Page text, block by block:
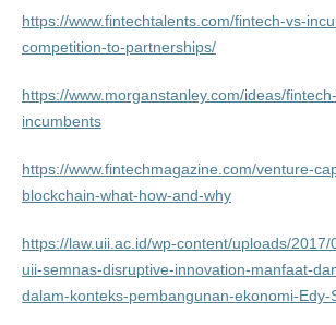
https://www.fintechtalents.com/fintech-vs-
competition-to-partnerships/
https://www.morganstanley.com/ideas/
incumbents
https://www.fintechmagazine.com/venture-
blockchain-what-how-and-why
https://law.uii.ac.id/wp-content/uploads/
uii-semnas-disruptive-innovation-manfaat-
dalam-konteks-pembangunan-ekonomi-Edy-